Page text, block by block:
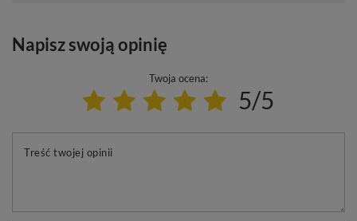
Napisz swoją opinię
Twoja ocena:
5/5
Treść twojej opinii